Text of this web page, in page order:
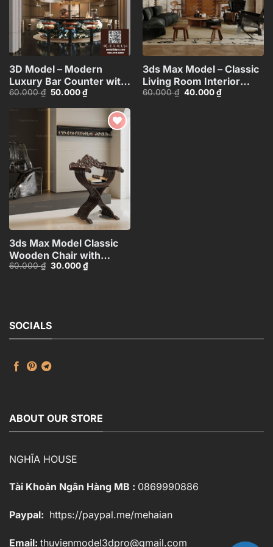
3D Model – Modern
Luxury Bar Counter with
Circular Ceiling
Design_HJI4803713256314
60.000₫ Giá
là:
50.000₫Giá
hiện
tại
50.000 ₫.
3ds Max Model – Classic
Living Room Interior
Scene Corona
60.000₫ Giá
40.000₫Giá
hiện
Add to
3ds Max Model Classic
Wooden Chair with
Artistic Decor Vray
60.000₫ Giá
30.000₫Giá
hiện
SOCIALS
ABOUT OUR STORE
NGHĨA HOUSE
Tài Khoản Ngân Hàng MB : 0869990886
Paypal: https://paypal.me/mehaian
Email: thuvienmodel3dpro@gmail.com